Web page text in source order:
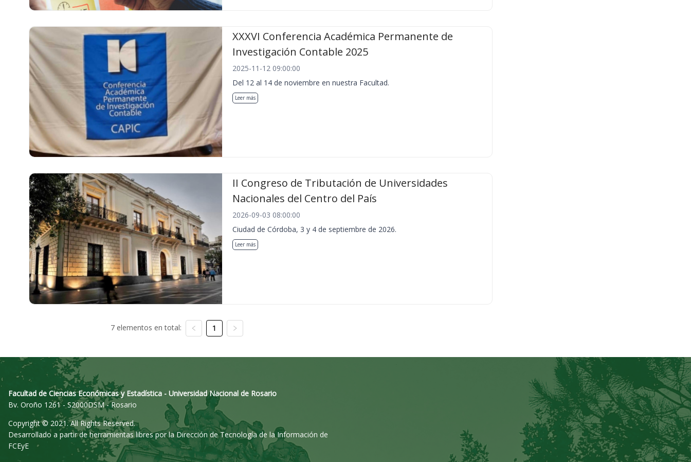
XXXVI Conferencia Académica Permanente de
Investigación Contable 2025
2025-11-12 09:00:00
Del 12 al 14 de noviembre en nuestra Facultad.
Leer más
II Congreso de Tributación de Universidades
Nacionales del Centro del País
2026-09-03 08:00:00
Ciudad de Córdoba, 3 y 4 de septiembre de 2026.
Leer más
7 elementos en total: 1
Facultad de Ciencias Económicas y Estadística - Universidad Nacional de Rosario
Bv. Oroño 1261 - S2000DSM - Rosario
Copyright © 2021. All Rights Reserved.
Desarrollado a partir de herramientas libres por la Dirección de Tecnología de la Información de
FCEyE